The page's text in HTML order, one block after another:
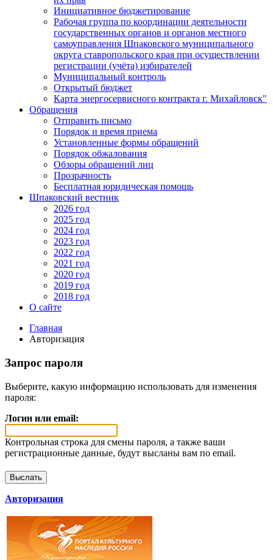
Инициативное бюджетирование
Рабочая группа по координации деятельности
государственных органов и органов местного
самоуправления Шпаковского муниципального
округа ставропольского края при осуществлении
регистрации (учёта) избирателей
Муниципальный контроль
Открытый бюджет
Карта энергосервисного контракта г. Михайловск"
Обращения
Отправить письмо
Порядок и время приема
Установленные формы обращений
Порядок обжалования
Обзоры обращений лиц
Прозрачность
Бесплатная юридическая помощь
Шпаковский вестник
2026 год
2025 год
2024 год
2023 год
2022 год
2021 год
2020 год
2019 год
2018 год
О сайте
Главная
Авторизация
Запрос пароля
Выберите, какую информацию использовать для изменения
пароля:
Логин или email:
Контрольная строка для смены пароля, а также ваши
регистрационные данные, будут высланы вам по email.
Авторизация